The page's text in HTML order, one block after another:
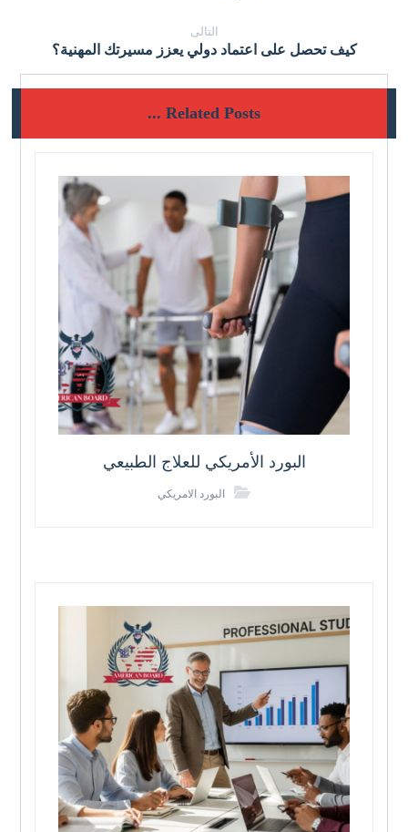
التالى
كيف تحصل على اعتماد دولي يعزز مسيرتك المهنية؟
Related Posts ...
البورد الأمريكي للعلاج الطبيعي
البورد الامريكي